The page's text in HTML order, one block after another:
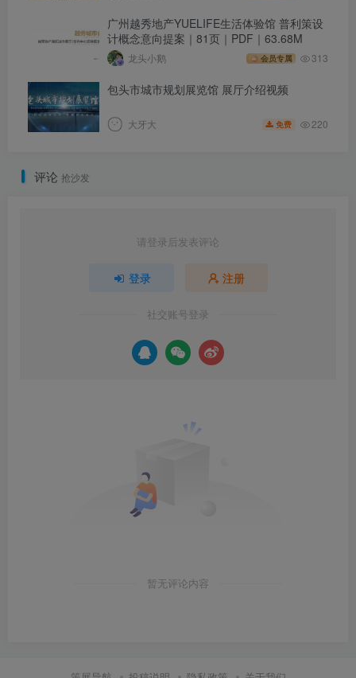
广州越秀地产YUELIFE生活体验馆 普利策设
计概念意向提案｜81页｜PDF｜63.68M
龙头小鹅 会员专属 313
包头市城市规划展览馆 展厅介绍视频
大牙大 免费 220
评论 抢沙发
请登录后发表评论
登录 注册
社交账号登录
暂无评论内容